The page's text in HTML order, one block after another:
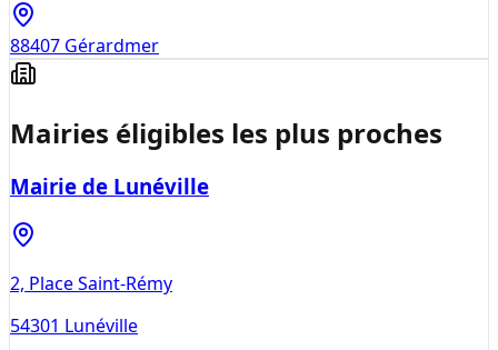
88407 Gérardmer
Mairies éligibles les plus proches
Mairie de Lunéville
2, Place Saint-Rémy
54301 Lunéville